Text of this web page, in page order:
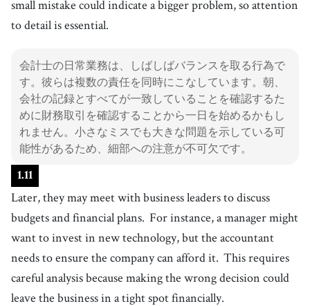
small mistake could indicate a bigger problem, so attention
to detail is essential.
会計士の日常業務は、しばしばバランスを取る行為で
す。彼らは複数の責任を同時にこなしています。朝、
会社の記録とすべてが一致していることを確認するた
めに財務取引を確認することから一日を始めるかもし
れません。小さなミスでも大きな問題を示している可
能性があるため、細部への注意が不可欠です。
1.11
Later, they may meet with business leaders to discuss
budgets and financial plans. For instance, a manager might
want to invest in new technology, but the accountant
needs to ensure the company can afford it. This requires
careful analysis because making the wrong decision could
leave the business in a tight spot financially.